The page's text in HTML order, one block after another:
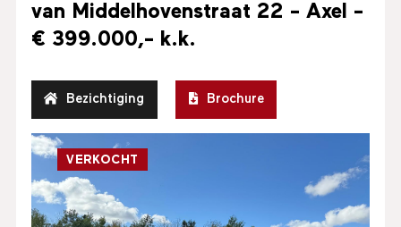
van Middelhovenstraat 22 - Axel -
€ 399.000,- k.k.
Bezichtiging Brochure
VERKOCHT